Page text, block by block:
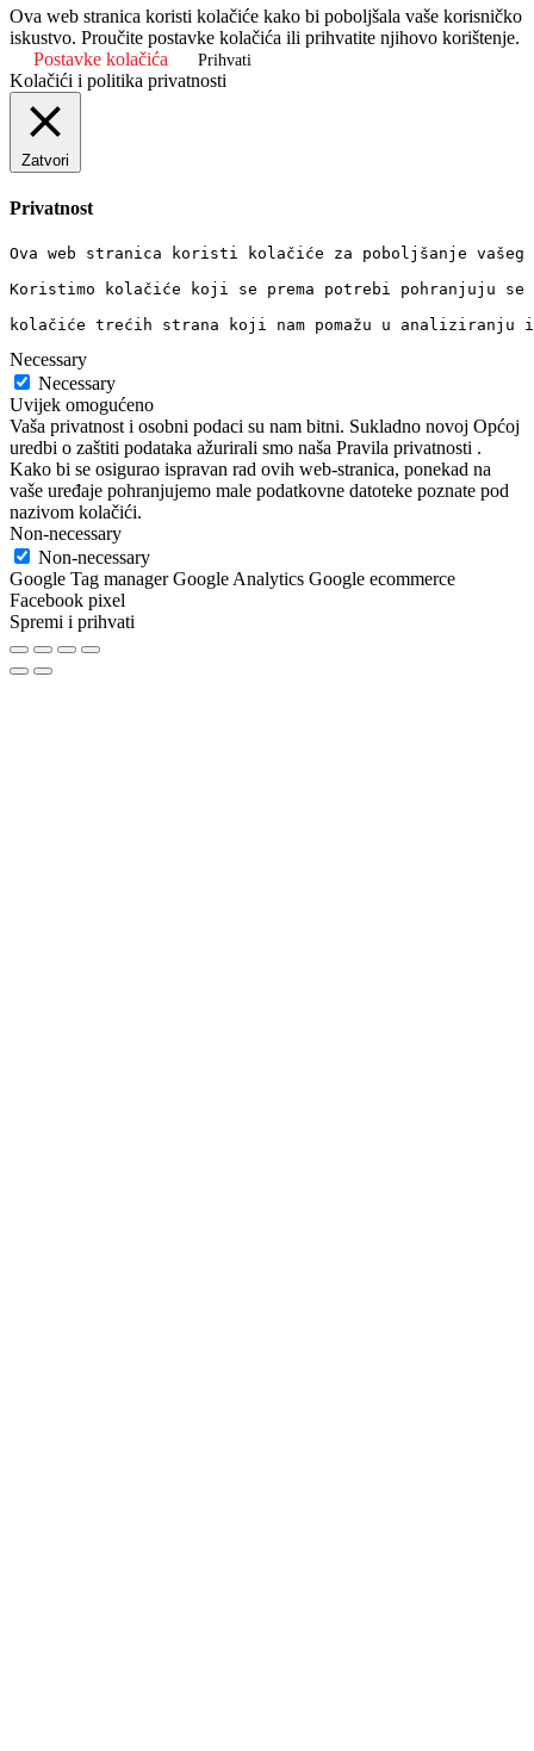
Ova web stranica koristi kolačiće kako bi poboljšala vaše korisničko
iskustvo. Proučite postavke kolačića ili prihvatite njihovo korištenje.
Postavke kolačića
Prihvati
Kolačići i politika privatnosti
Zatvori
Privatnost
Ova web stranica koristi kolačiće za poboljšanje
Koristimo kolačiće koji se prema potrebi pohranjuju
kolačiće trećih strana koji nam pomažu u
Necessary
Necessary
Uvijek omogućeno
Vaša privatnost i osobni podaci su nam bitni. Sukladno novoj Općoj
uredbi o zaštiti podataka ažurirali smo naša Pravila privatnosti .
Kako bi se osigurao ispravan rad ovih web-stranica, ponekad na
vaše uređaje pohranjujemo male podatkovne datoteke poznate pod
nazivom kolačići.
Non-necessary
Non-necessary
Google Tag manager Google Analytics Google ecommerce
Facebook pixel
Spremi i prihvati